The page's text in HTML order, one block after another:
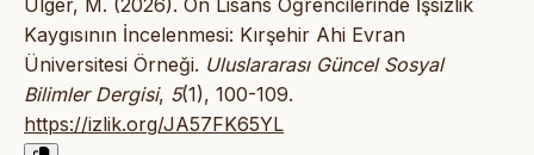
Ülger, M. (2026). Ön Lisans Öğrencilerinde İşsizlik
Kaygısının İncelenmesi: Kırşehir Ahi Evran
Üniversitesi Örneği. Uluslararası Güncel Sosyal
Bilimler Dergisi, 5(1), 100-109.
https://izlik.org/JA57FK65YL